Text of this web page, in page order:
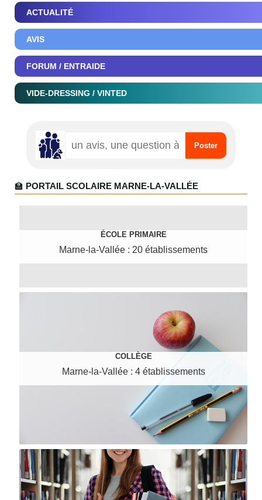
ACTUALITÉ
AVIS
FORUM / ENTRAIDE
VIDE-DRESSING / VINTED
🏫 PORTAIL SCOLAIRE MARNE-LA-VALLÉE
ÉCOLE PRIMAIRE
Marne-la-Vallée : 20 établissements
COLLÈGE
Marne-la-Vallée : 4 établissements